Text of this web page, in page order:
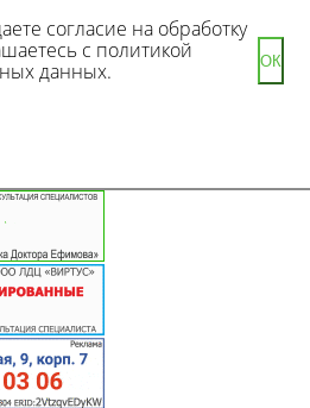
согласие на обработку
с политикой
данных.
ОК